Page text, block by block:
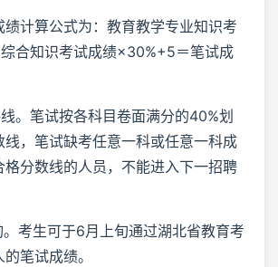
计算公式为：教育教学专业知识考
合知识考试成绩×30%+5＝笔试成
。笔试按各科目卷面满分的40%划
线，笔试缺考任意一科或任意一科成
格分数线的人员，不能进入下一招聘
考生可于6月上旬通过湖北省教育考
笔试成绩。